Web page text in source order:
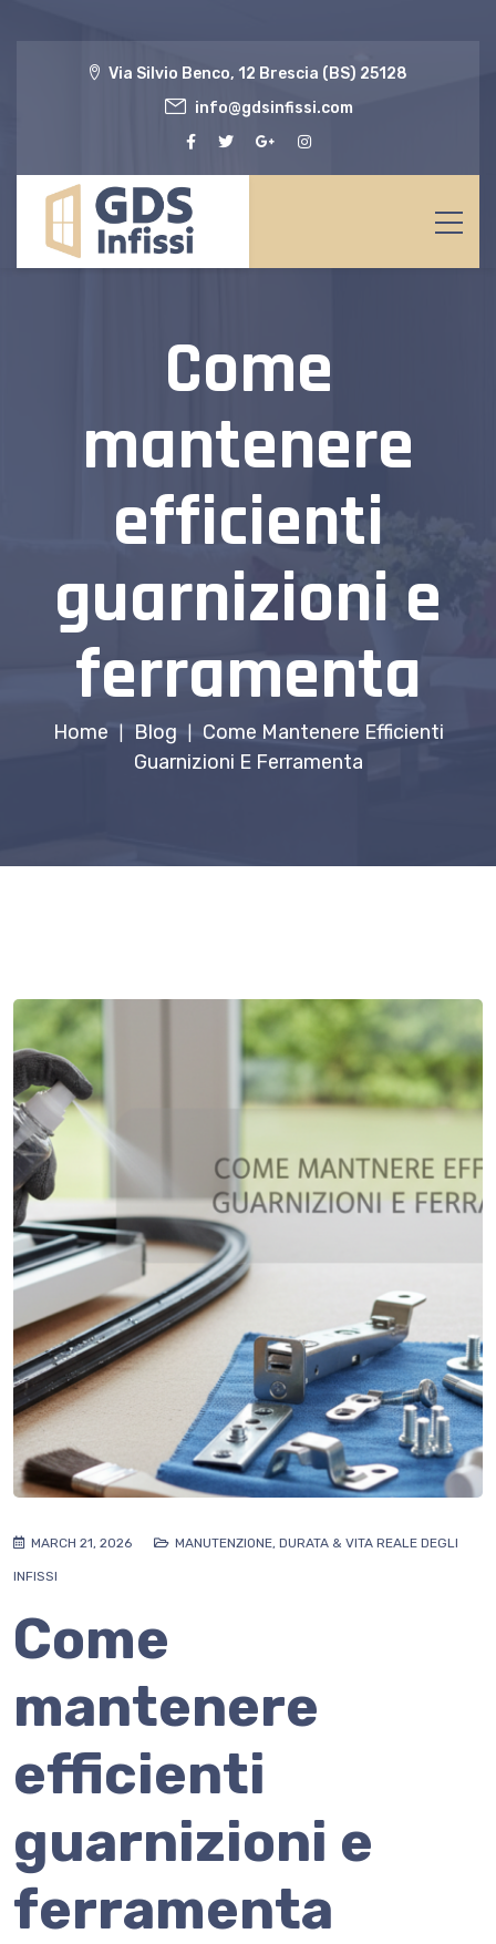
Via Silvio Benco, 12 Brescia (BS) 25128
info@gdsinfissi.com
Come
mantenere
efficienti
guarnizioni e
ferramenta
Home Blog
Come Mantenere Efficienti
Guarnizioni E Ferramenta
MARCH 21, 2026 MANUTENZIONE, DURATA & VITA REALE DEGLI
INFISSI
Come
mantenere
efficienti
guarnizioni e
ferramenta